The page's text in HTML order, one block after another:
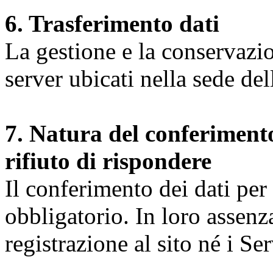
6. Trasferimento dati
La gestione e la
server ubicati nella sede
7. Natura del
rifiuto di rispondere
Il conferimento dei dati
obbligatorio. In loro
registrazione al sito né i